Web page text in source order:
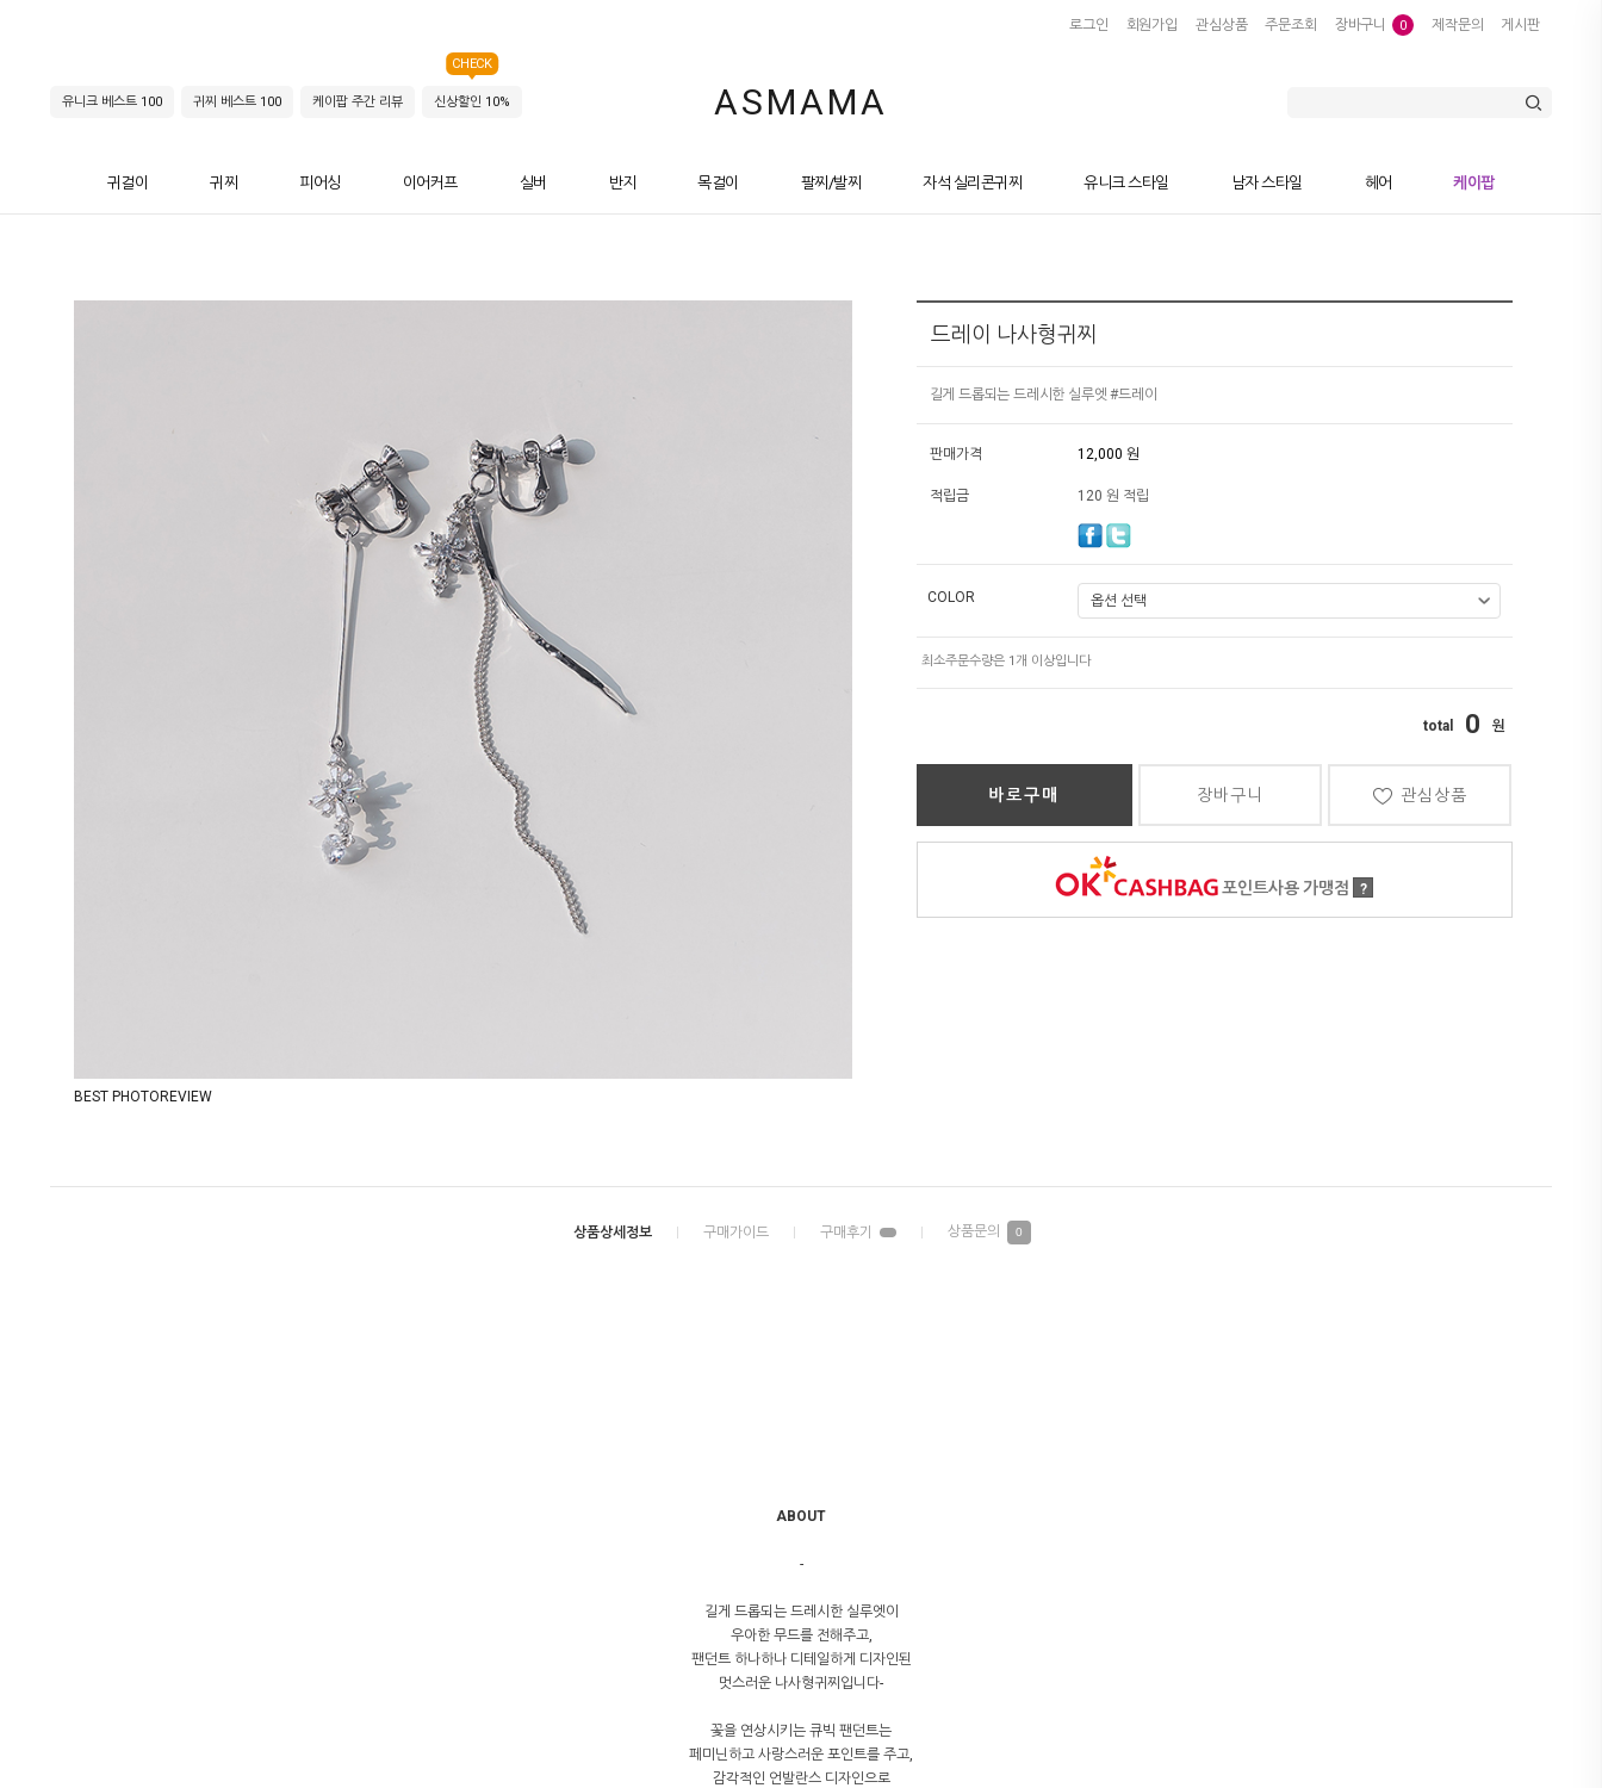
로그인 회원가입 관심상품 주문조회 장바구니 0 제작문의 게시판
ASMAMA
유니크 베스트 100 귀찌 베스트 100 케이팝 주간 리뷰 신상할인 10%
CHECK
귀걸이 귀찌 피어싱 이어커프 실버 반지 목걸이 팔찌/발찌 자석 실리콘귀찌 유니크 스타일 남자 스타일 헤어 케이팝
BEST PHOTOREVIEW
드레이 나사형귀찌
길게 드롭되는 드레시한 실루엣 #드레이
판매가격 12,000 원
적립금 120 원 적립
COLOR
0
바로구매 장바구니 관심상품
포인트사용 가맹점 ?
0
ABOUT
-
길게 드롭되는 드레시한 실루엣이
우아한 무드를 전해주고,
팬던트 하나하나 디테일하게 디자인된
멋스러운 나사형귀찌입니다-
꽃을 연상시키는 큐빅 팬던트는
페미닌하고 사랑스러운 포인트를 주고,
감각적인 언발란스 디자인으로